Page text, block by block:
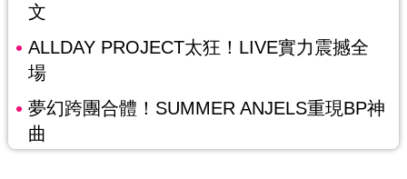
文
ALLDAY PROJECT太狂！LIVE實力震撼全
場
夢幻跨團合體！SUMMER ANJELS重現BP神
曲